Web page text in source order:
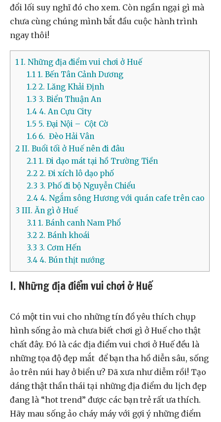
đổi lối suy nghĩ đó cho xem. Còn ngần ngại gì mà
chưa cùng chúng mình bắt đầu cuộc hành trình
ngay thôi!
1 I. Những địa điểm vui chơi ở Huế
1.11. Bến Tân Cảnh Dương
1.22. Lăng Khải Định
1.3 3. Biển Thuận An
1.44. An Cựu City
1.5 5. Đại Nội – Cột Cờ
1.66. Đèo Hải Vân
2 II. Buổi tối ở Huế nên đi đâu
2.11. Đi dạo mát tại hồ Trường Tiền
2.22. Đi xích lô dạo phố
2.3 3. Phố đi bộ Nguyễn Chiểu
2.44. Ngắm sông Hương với quán cafe trên cao
3 III. Ăn gì ở Huế
3.11. Bánh canh Nam Phổ
3.22. Bánh khoái
3.3 3. Cơm Hến
3.44. Bún thịt nướng
I. Những địa điểm vui chơi ở Huế
Có một tin vui cho những tín đồ yêu thích chụp
hình sống ảo mà chưa biết chơi gì ở Huế cho thật
chất đây. Đó là các địa điểm vui chơi ở Huế đều là
những tọa độ đẹp mắt để bạn tha hồ diễn sâu, sống
ảo trên núi hay ở biển ư? Đã xưa như diễm rồi! Tạo
dáng thật thần thái tại những địa điểm du lịch đẹp
đang là “hot trend” được các bạn trẻ rất ưa thích.
Hãy mau sống ảo cháy máy với gợi ý những điểm